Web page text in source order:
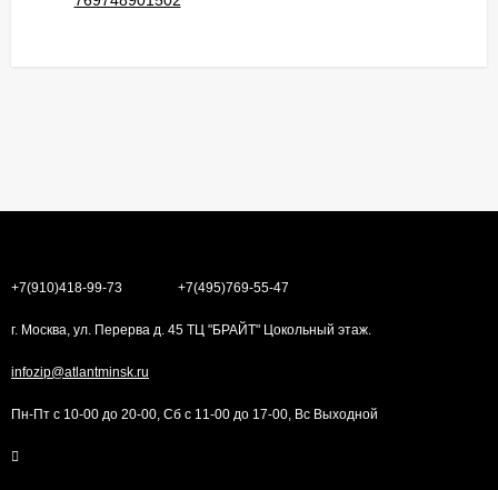
+7(910)418-99-73 +7(495)769-55-47
г. Москва, ул. Перерва д. 45 ТЦ "БРАЙТ" Цокольный этаж.
infozip@atlantminsk.ru
Пн-Пт с 10-00 до 20-00, Сб с 11-00 до 17-00, Вс Выходной